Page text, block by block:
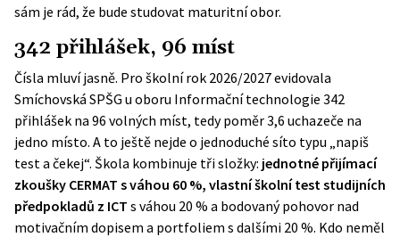
sám je rád, že bude studovat maturitní obor.
342 přihlášek, 96 míst
Čísla mluví jasně. Pro školní rok 2026/2027 evidovala
Smíchovská SPŠG u oboru Informační technologie 342
přihlášek na 96 volných míst, tedy poměr 3,6 uchazeče na
jedno místo. A to ještě nejde o jednoduché síto typu „napiš
test a čekej“. Škola kombinuje tři složky: jednotné přijímací
zkoušky CERMAT s váhou 60 %, vlastní školní test studijních
předpokladů z ICT s váhou 20 % a bodovaný pohovor nad
motivačním dopisem a portfoliem s dalšími 20 %. Kdo neměl